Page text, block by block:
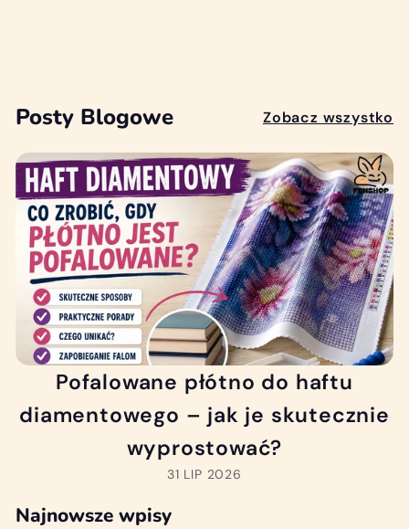
0
z
ł
Posty Blogowe Zobacz wszystko
Pofalowane płótno do haftu
diamentowego – jak je skutecznie
wyprostować?
31 LIP 2026
Najnowsze wpisy